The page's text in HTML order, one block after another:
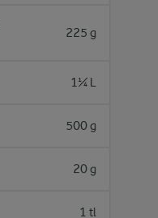
225 g
1¼ L
500 g
20 g
1 tl